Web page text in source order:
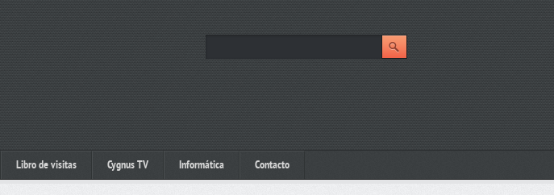
Libro de visitas Cygnus TV Informática Contacto